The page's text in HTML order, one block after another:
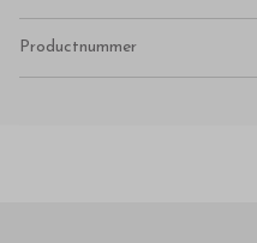
Productnummer